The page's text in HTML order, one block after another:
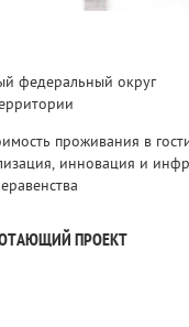
федеральный округ
проживания в
инновация и
ПРОЕКТ